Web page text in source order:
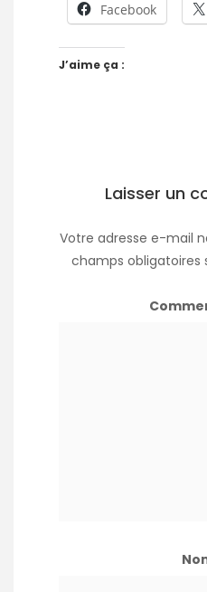
Facebook
J’aime ça :
Laisser un
Votre adresse e-mail
champs obligatoires